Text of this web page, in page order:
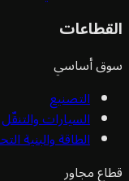
أساسي
التصنيع
السيارات والتنقّل
الطاقة والبنية التحتية
مجاور